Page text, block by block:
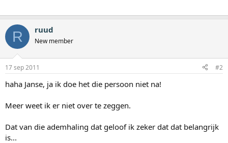
R ruud
New member
17 sep 2011 #2
haha Janse, ja ik doe het die persoon niet na!
Meer weet ik er niet over te zeggen.
Dat van die ademhaling dat geloof ik zeker dat dat belangrijk
is...